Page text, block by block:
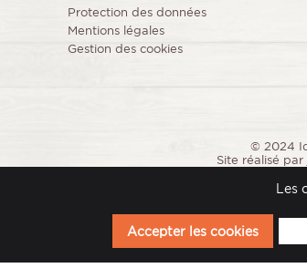
Protection des données
Mentions légales
Gestion des cookies
© 2024
Site réalisé par
Les
Accepter les cookies